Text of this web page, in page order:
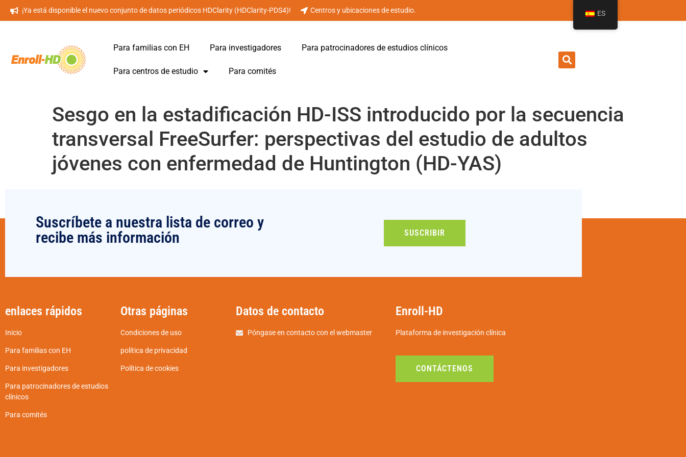
¡Ya está disponible el nuevo conjunto de datos periódicos HDClarity (HDClarity-PDS4)! Centros y ubicaciones de estudio.
Para familias con EH Para investigadores Para patrocinadores de estudios clínicos
Para centros de estudio Para comités
Sesgo en la estadificación HD-ISS introducido por la secuencia
transversal FreeSurfer: perspectivas del estudio de adultos
jóvenes con enfermedad de Huntington (HD-YAS)
Suscríbete a nuestra lista de correo y
recibe más información
SUSCRIBIR
enlaces rápidos
Inicio
Para familias con EH
Para investigadores
Para patrocinadores de estudios
clínicos
Para comités
Otras páginas
Condiciones de uso
política de privacidad
Política de cookies
Datos de contacto
Póngase en contacto con el webmaster
Enroll-HD
Plataforma de investigación clínica
CONTÁCTENOS
ES